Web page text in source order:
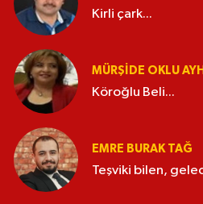
Kirli çark...
MÜRŞIDE OKLU
Köroğlu Beli...
EMRE BURAK TAĞ
Teşviki bilen,